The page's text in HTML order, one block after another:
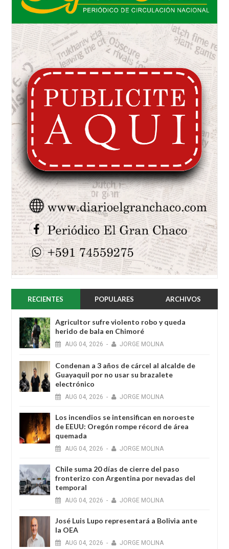
RECIENTES POPULARES ARCHIVOS
Agricultor sufre violento robo y queda
herido de bala en Chimoré
AUG 04, 2026 - JORGE MOLINA
Condenan a 3 años de cárcel al alcalde de
Guayaquil por no usar su brazalete
electrónico
AUG 04, 2026 - JORGE MOLINA
Los incendios se intensifican en noroeste
de EEUU: Oregón rompe récord de área
quemada
AUG 04, 2026 - JORGE MOLINA
Chile suma 20 días de cierre del paso
fronterizo con Argentina por nevadas del
temporal
AUG 04, 2026 - JORGE MOLINA
José Luis Lupo representará a Bolivia ante
la OEA
AUG 04, 2026 - JORGE MOLINA